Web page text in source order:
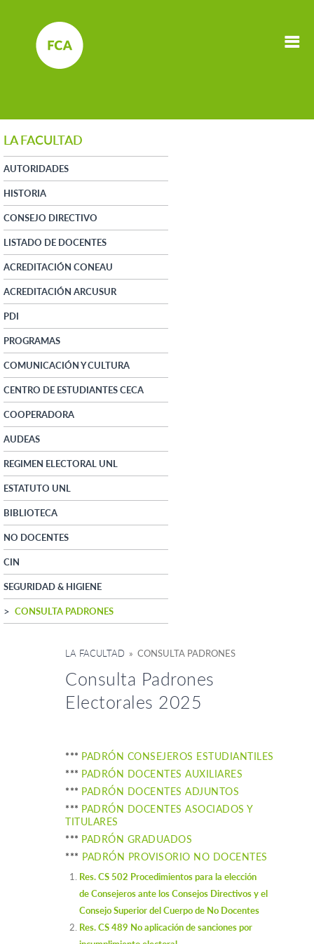
LA FACULTAD
AUTORIDADES
HISTORIA
CONSEJO DIRECTIVO
LISTADO DE DOCENTES
ACREDITACIÓN CONEAU
ACREDITACIÓN ARCUSUR
PDI
PROGRAMAS
COMUNICACIÓN Y CULTURA
CENTRO DE ESTUDIANTES CECA
COOPERADORA
AUDEAS
REGIMEN ELECTORAL UNL
ESTATUTO UNL
BIBLIOTECA
NO DOCENTES
CIN
SEGURIDAD & HIGIENE
CONSULTA PADRONES
LA FACULTAD » CONSULTA PADRONES
Consulta Padrones
Electorales 2025
*** PADRÓN CONSEJEROS ESTUDIANTILES
*** PADRÓN DOCENTES AUXILIARES
*** PADRÓN DOCENTES ADJUNTOS
*** PADRÓN DOCENTES ASOCIADOS Y
TITULARES
*** PADRÓN GRADUADOS
*** PADRÓN PROVISORIO NO DOCENTES
Res. CS 502 Procedimientos para la elección
de Consejeros ante los Consejos Directivos y el
Consejo Superior del Cuerpo de No Docentes
Res. CS 489 No aplicación de sanciones por